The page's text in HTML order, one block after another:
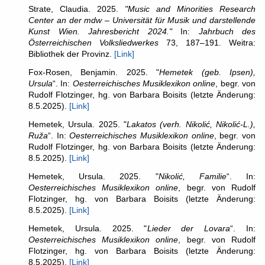
Strate, Claudia. 2025. "Music and Minorities Research
Center an der mdw – Universität für Musik und darstellende
Kunst Wien. Jahresbericht 2024."In: Jahrbuch des
Österreichischen Volksliedwerkes 73, 187–191. Weitra:
Bibliothek der Provinz. [Link]
Fox-Rosen, Benjamin. 2025. "Hemetek (geb. Ipsen),
Ursula“. In: Oesterreichisches Musiklexikon online , begr. von
Rudolf Flotzinger, hg. von Barbara Boisits (letzte Änderung:
8.5.2025). [Link]
Hemetek, Ursula. 2025. "Lakatos (verh. Nikolić, Nikolić-L.),
Ruža“. In:Oesterreichisches Musiklexikon online, begr. von
Rudolf Flotzinger, hg. von Barbara Boisits (letzte Änderung:
8.5.2025). [Link]
Hemetek, Ursula. 2025. "Nikolić, Familie“. In:
Oesterreichisches Musiklexikon online , begr. von Rudolf
Flotzinger, hg. von Barbara Boisits (letzte Änderung:
8.5.2025). [Link]
Hemetek, Ursula. 2025. "Lieder der Lovara“. In:
Oesterreichisches Musiklexikon online , begr. von Rudolf
Flotzinger, hg. von Barbara Boisits (letzte Änderung:
8.5.2025). [Link]